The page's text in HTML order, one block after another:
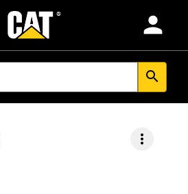
person
search
more_vert